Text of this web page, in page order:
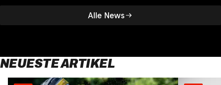
Alle News
NEUESTE ARTIKEL